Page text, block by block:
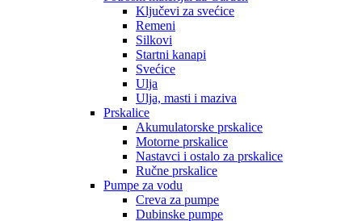
Ključevi za svećice
Remeni
Silkovi
Startni kanapi
Svećice
Ulja
Ulja, masti i maziva
Prskalice
Akumulatorske prskalice
Motorne prskalice
Nastavci i ostalo za prskalice
Ručne prskalice
Pumpe za vodu
Creva za pumpe
Dubinske pumpe